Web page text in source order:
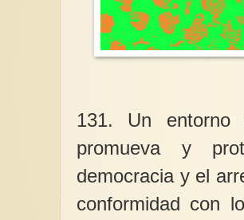
131. Un
promueva y
democracia y el
conformidad con